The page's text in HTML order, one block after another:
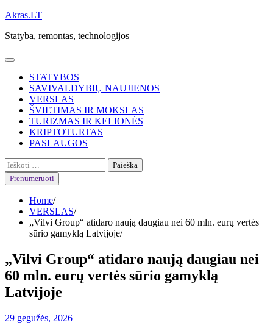
Skip
content
Akras.LT
Statyba, remontas, technologijos
STATYBOS
SAVIVALDYBIŲ NAUJIENOS
VERSLAS
ŠVIETIMAS IR MOKSLAS
TURIZMAS IR KELIONĖS
KRIPTOTURTAS
PASLAUGOS
Ieškoti:
Prenumeruoti
Home
VERSLAS
„Vilvi Group“ atidaro naują daugiau nei 60 mln. eurų vertės
sūrio gamyklą Latvijoje
„Vilvi Group“ atidaro naują daugiau nei
60 mln. eurų vertės sūrio gamyklą
Latvijoje
29 gegužės, 2026